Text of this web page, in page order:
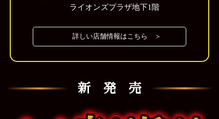
ライオンズプラザ地下1階
詳しい店舗情報はこちら ＞
新 発 売